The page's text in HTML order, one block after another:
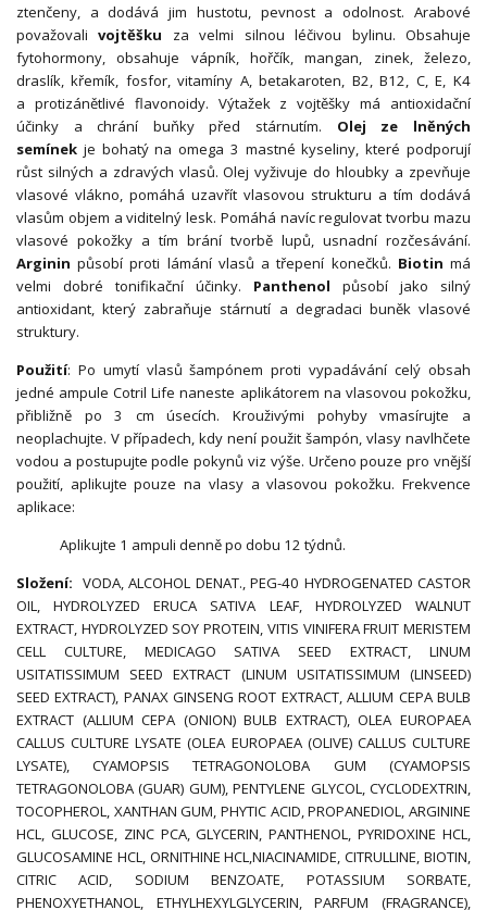
ztenčeny, a dodává jim hustotu, pevnost a odolnost. Arabové
považovalivojtěšku za velmi silnou léčivou bylinu. Obsahuje
fytohormony, obsahuje vápník, hořčík, mangan, zinek, železo,
draslík, křemík, fosfor, vitamíny A, betakaroten, B2, B12, C, E, K4
a protizánětlivé flavonoidy. Výtažek z vojtěšky má antioxidační
účinky a chrání buňky před stárnutím. Olej ze lněných
semínek je bohatý na omega 3 mastné kyseliny, které podporují
růst silných a zdravých vlasů. Olej vyživuje do hloubky a zpevňuje
vlasové vlákno, pomáhá uzavřít vlasovou strukturu a tím dodává
vlasům objem a viditelný lesk. Pomáhá navíc regulovat tvorbu mazu
vlasové pokožky a tím brání tvorbě lupů, usnadní rozčesávání.
Arginin působí proti lámání vlasů a třepení konečků. Biotin má
velmi dobré tonifikační účinky. Panthenol působí jako silný
antioxidant, který zabraňuje stárnutí a degradaci buněk vlasové
struktury.
Použití: Po umytí vlasů šampónem proti vypadávání celý obsah
jedné ampule Cotril Life naneste aplikátorem na vlasovou pokožku,
přibližně po 3 cm úsecích. Krouživými pohyby vmasírujte a
neoplachujte. V případech, kdy není použit šampón, vlasy navlhčete
vodou a postupujte podle pokynů viz výše. Určeno pouze pro vnější
použití, aplikujte pouze na vlasy a vlasovou pokožku. Frekvence
aplikace:
Aplikujte 1 ampuli denně po dobu 12 týdnů.
Složení: VODA, ALCOHOL DENAT., PEG-40 HYDROGENATED CASTOR
OIL, HYDROLYZED ERUCA SATIVA LEAF, HYDROLYZED WALNUT
EXTRACT, HYDROLYZED SOY PROTEIN, VITIS VINIFERA FRUIT MERISTEM
CELL CULTURE, MEDICAGO SATIVA SEED EXTRACT, LINUM
USITATISSIMUM SEED EXTRACT (LINUM USITATISSIMUM (LINSEED)
SEED EXTRACT), PANAX GINSENG ROOT EXTRACT, ALLIUM CEPA BULB
EXTRACT (ALLIUM CEPA (ONION) BULB EXTRACT), OLEA EUROPAEA
CALLUS CULTURE LYSATE (OLEA EUROPAEA (OLIVE) CALLUS CULTURE
LYSATE), CYAMOPSIS TETRAGONOLOBA GUM (CYAMOPSIS
TETRAGONOLOBA (GUAR) GUM), PENTYLENE GLYCOL, CYCLODEXTRIN,
TOCOPHEROL, XANTHAN GUM, PHYTIC ACID, PROPANEDIOL, ARGININE
HCL, GLUCOSE, ZINC PCA, GLYCERIN, PANTHENOL, PYRIDOXINE HCL,
GLUCOSAMINE HCL, ORNITHINE HCL,NIACINAMIDE, CITRULLINE, BIOTIN,
CITRIC ACID, SODIUM BENZOATE, POTASSIUM SORBATE,
PHENOXYETHANOL, ETHYLHEXYLGLYCERIN, PARFUM (FRAGRANCE),